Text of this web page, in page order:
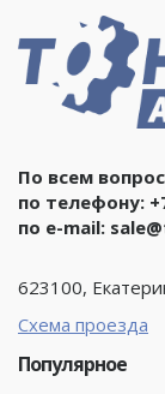
По всем
по телефону:
по e-mail:
623100,
Схема проезда
Популярное